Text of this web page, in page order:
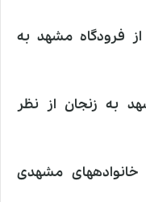
از فرودگاه مشهد به
به زنجان از نظر
خانوادههای مشهدی